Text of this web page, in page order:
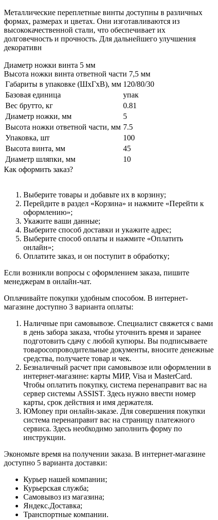
Металлические переплетные винты доступны в различных
формах, размерах и цветах. Они изготавливаются из
высококачественной стали, что обеспечивает их
долговечность и прочность. Для дальнейшего улучшения
декоративн
Диаметр ножки винта 5 мм
Высота ножки винта ответной части 7,5 мм
Габариты в упаковке (ШхГхВ), мм 120/80/30
Базовая единица
упак
Вес брутто, кг
0.81
Диаметр ножки, мм
5
Высота ножки ответной части, мм 7.5
Упаковка, шт
100
Высота винта, мм
45
Диаметр шляпки, мм
10
Как оформить заказ?
Выберите товары и добавьте их в корзину;
Перейдите в раздел «Корзина» и нажмите «Перейти к
оформлению»;
Укажите ваши данные;
Выберите способ доставки и укажите адрес;
Выберите способ оплаты и нажмите «Оплатить
онлайн»;
Оплатите заказ, и он поступит в обработку;
Если возникли вопросы с оформлением заказа, пишите
менеджерам в онлайн-чат.
Оплачивайте покупки удобным способом. В интернет-
магазине доступно 3 варианта оплаты:
Наличные при самовывозе. Специалист свяжется с вами
в день забора заказа, чтобы уточнить время и заранее
подготовить сдачу с любой купюры. Вы подписываете
товаросопроводительные документы, вносите денежные
средства, получаете товар и чек.
Безналичный расчет при самовывозе или оформлении в
интернет-магазине: карты МИР, Visa и MasterCard.
Чтобы оплатить покупку, система перенаправит вас на
сервер системы ASSIST. Здесь нужно ввести номер
карты, срок действия и имя держателя.
ЮMoney при онлайн-заказе. Для совершения покупки
система перенаправит вас на страницу платежного
сервиса. Здесь необходимо заполнить форму по
инструкции.
Экономьте время на получении заказа. В интернет-магазине
доступно 5 варианта доставки:
Курьер нашей компании;
Курьерская служба;
Самовывоз из магазина;
Яндекс.Доставка;
Транспортные компании.